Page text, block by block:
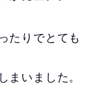
たりでとても
まいました。